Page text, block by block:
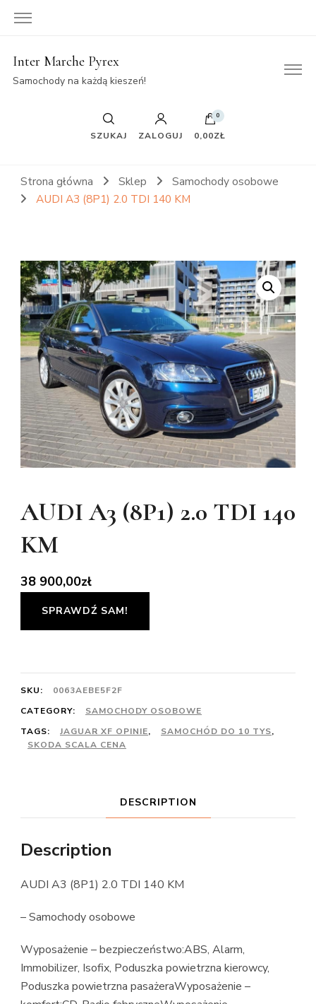
Inter Marche Pyrex
Samochody na każdą kieszeń!
SZUKAJ ZALOGUJ
0
0,00ZŁ
Strona główna Sklep
Samochody osobowe
AUDI A3 (8P1) 2.0 TDI 140 KM
AUDI A3 (8P1) 2.0 TDI 140
KM
38 900,00zł
SPRAWDŹ SAM!
SKU:
0063AEBE5F2F
CATEGORY:
SAMOCHODY OSOBOWE
TAGS:
JAGUAR XF OPINIE, SAMOCHÓD DO 10 TYS,
SKODA SCALA CENA
DESCRIPTION
Description
AUDI A3 (8P1) 2.0 TDI 140 KM
– Samochody osobowe
Wyposażenie – bezpieczeństwo:ABS, Alarm,
Immobilizer, Isofix, Poduszka powietrzna kierowcy,
Poduszka powietrzna pasażeraWyposażenie –